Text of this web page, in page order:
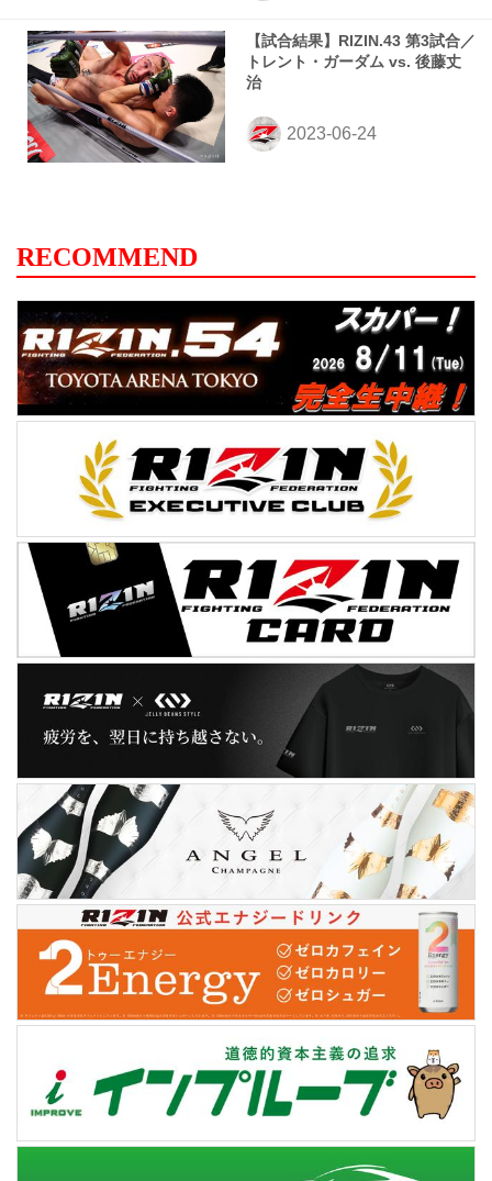
【試合結果】RIZIN.43 第3試合／
トレント・ガーダム vs. 後藤丈
治
RECOMMEND